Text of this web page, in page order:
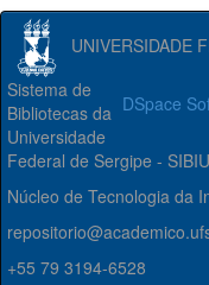
UNIVERSIDADE
DSpace
Sistema de
Bibliotecas da
Universidade
Federal de Sergipe -
Núcleo de Tecnologia da
+55 79 3194-6528